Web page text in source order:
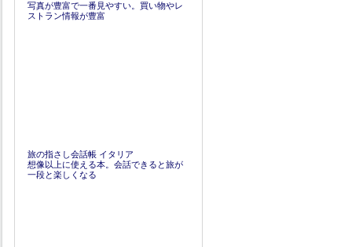
写真が豊富で一番見やすい。買い物やレ
ストラン情報が豊富
旅の指さし会話帳 イタリア
想像以上に使える本。会話できると旅が
一段と楽しくなる